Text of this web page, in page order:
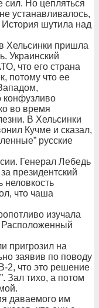
сил. Но цепляться
устанавливалось,
шутила над
Хельсинки пришла
Украинский
что его страна
потому что ее
конфузливо
во время
В Хельсинки
Кучме и сказал,
русские
Генерал Лебедь
президентский
неловкость
что чаша
изучала
пригрозил на
заявив по поводу
2, что это решение
Зал тихо, а потом
даваемого им